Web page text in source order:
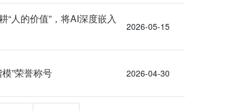
“人的价值”，将AI深度嵌入
2026-05-15
”荣誉称号 2026-04-30